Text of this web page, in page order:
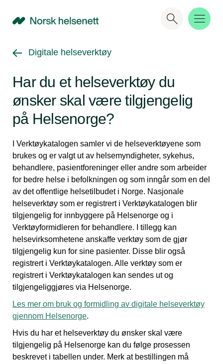
NHN
Gå tilbake til
Digitale helseverktøy
Har du et helseverktøy du
ønsker skal være tilgjengelig
på Helsenorge?
I Verktøykatalogen samler vi de helseverktøyene som
brukes og er valgt ut av helsemyndigheter, sykehus,
behandlere, pasientforeninger eller andre som arbeider
for bedre helse i befolkningen og som inngår som en del
av det offentlige helsetilbudet i Norge. Nasjonale
helseverktøy som er registrert i Verktøykatalogen blir
tilgjengelig for innbyggere på Helsenorge og i
Verktøyformidleren for behandlere. I tillegg kan
helsevirksomhetene anskaffe verktøy som de gjør
tilgjengelig kun for sine pasienter. Disse blir også
registrert i Verktøykatalogen. Alle verktøy som er
registrert i Verktøykatalogen kan sendes ut og
tilgjengeliggjøres via Helsenorge.
Les mer om bruk og formidling av digitale helseverktøy
gjennom Helsenorge.
Hvis du har et helseverktøy du ønsker skal være
tilgjengelig på Helsenorge kan du følge prosessen
beskrevet i tabellen under. Merk at bestillingen må